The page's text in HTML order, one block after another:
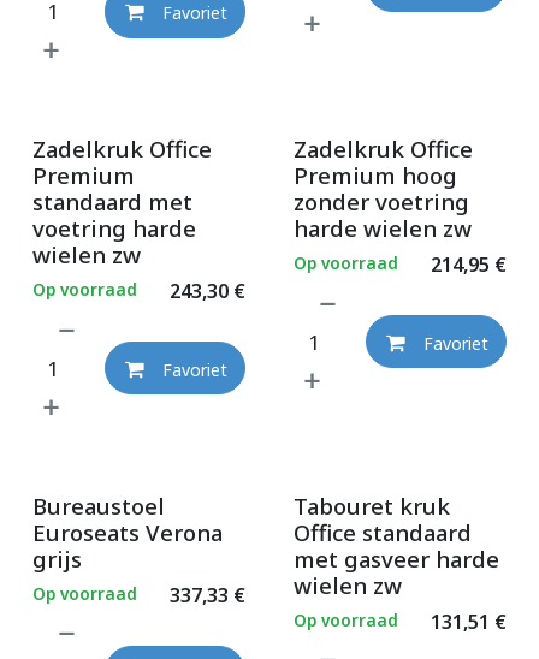
Favoriet
Zadelkruk Office
Premium
standaard met
voetring harde
wielen zw
243,30€
Op voorraad
Favoriet
Zadelkruk Office
Premium hoog
zonder voetring
harde wielen zw
214,95 €
Op voorraad
Favoriet
Bureaustoel
Euroseats Verona
grijs
337,33 €
Op voorraad
Tabouret kruk
Office standaard
met gasveer harde
wielen zw
131,51 €
Op voorraad